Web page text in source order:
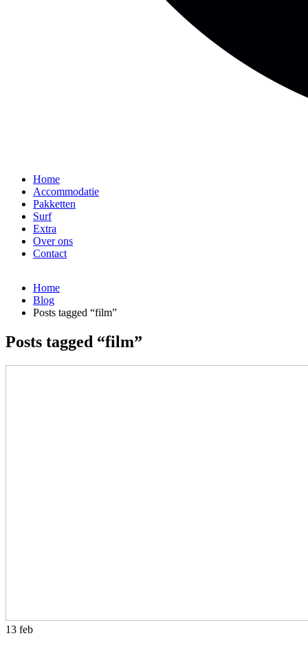
Home
Accommodatie
Pakketten
Surf
Extra
Over ons
Contact
Home
Blog
Posts tagged “film”
Posts tagged “film”
13 feb